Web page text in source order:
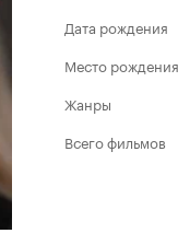
Дата рождения
Место рождения
Жанры
Всего фильмов